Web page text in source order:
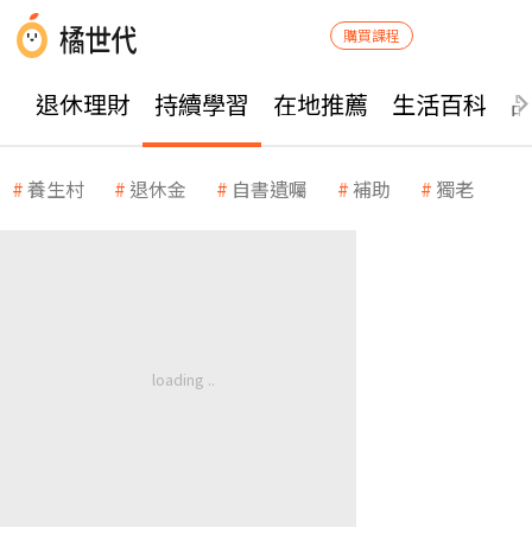
購買課程
退休理財 持續學習 在地推薦 生活百科
養生村 退休金 自書遺囑 補助 獨老